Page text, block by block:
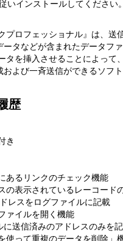
いインストールしてください
プロフェッショナル』は、送
ータなどが含まれたデータフ
タを挿入させることによって
および一斉送信ができるソフ
歴
き
あるリンクのチェック機能
の表示されているレーコード
レスをログファイルに記載
ァイルを開く機能
に送信済みのアドレスのみを
使って重複のデータを削除」